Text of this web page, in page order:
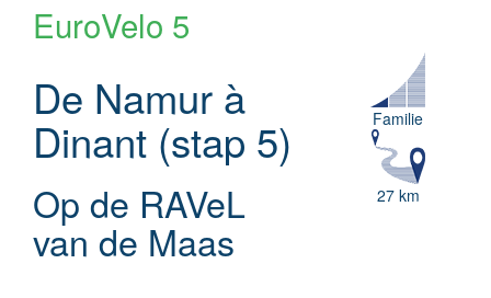
EuroVelo 5
De Namur à
Dinant (stap 5)
Op de RAVeL
van de Maas
Familie
27 km